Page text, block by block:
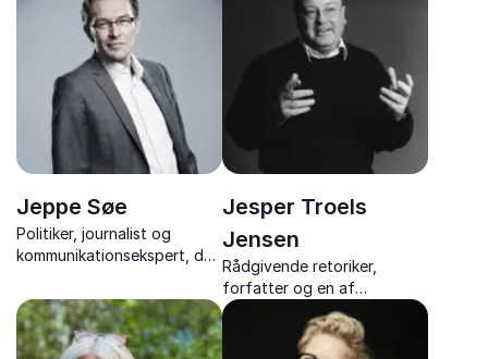
Jeppe Søe
Politiker, journalist og
kommunikationsekspert, der
ærlig og effektiv
kommunikation.
Jesper Troels
Jensen
Rådgivende retoriker,
forfatter og en af
Danmarks mest erfarne
formidlere inden for
kommunikation og